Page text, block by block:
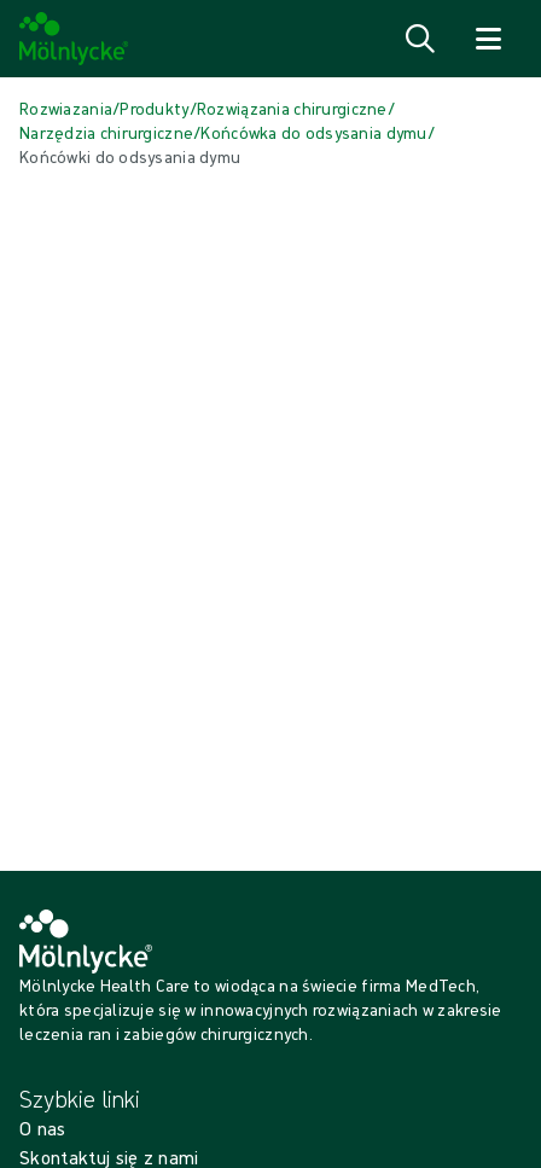
Rozwiazania/Produkty/Rozwiązania chirurgiczne/
Narzędzia chirurgiczne/Końcówka do odsysania dymu/
Końcówki do odsysania dymu
Mölnlycke Health Care to wiodąca na świecie firma MedTech,
która specjalizuje się w innowacyjnych rozwiązaniach w zakresie
leczenia ran i zabiegów chirurgicznych.
Szybkie linki
O nas
Skontaktuj się z nami